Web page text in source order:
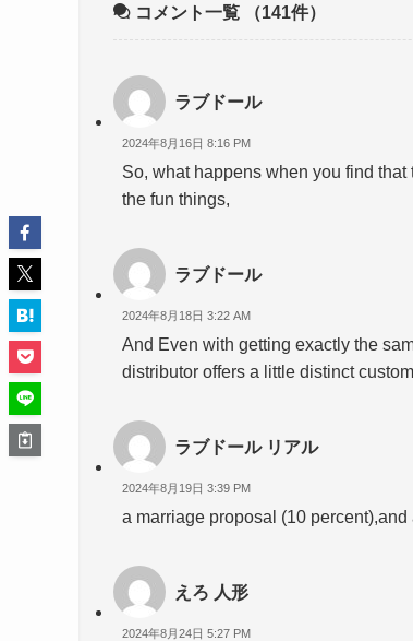
コメント一覧 （141件）
ラブドール
2024年8月16日 8:16 PM
So, what happens when you find that
the fun things,
ラブドール
2024年8月18日 3:22 AM
And Even with getting exactly the
distributor offers a little distinct
ラブドール リアル
2024年8月19日 3:39 PM
a marriage proposal (10 percent),and
えろ 人形
2024年8月24日 5:27 PM